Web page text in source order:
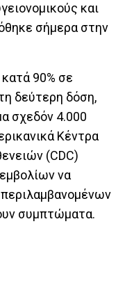
και
σήμερα στην
90% σε
δεύτερη δόση,
σχεδόν 4.000
Κέντρα
(CDC)
να
συμπτώματα.